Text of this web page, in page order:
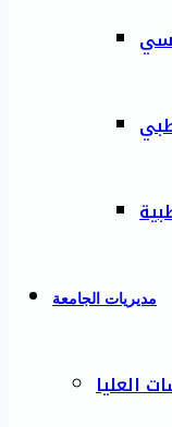
مديريات الجامعة
العليا